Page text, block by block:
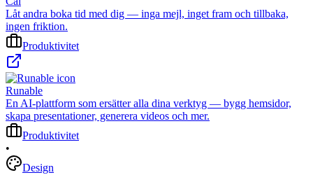
Låt andra boka tid med dig — inga mejl, inget fram och tillbaka,
ingen friktion.
Produktivitet
Runable
En AI-plattform som ersätter alla dina verktyg — bygg hemsidor,
skapa presentationer, generera videos och mer.
Produktivitet
•
Design